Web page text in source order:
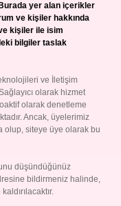
Burada yer alan içerikler
ve kişiler hakkında
kişiler ile isim
bilgiler taslak
ve İletişim
olarak hizmet
olarak denetleme
Ancak, üyelerimiz
olup, siteye üye olarak bu
düşündüğünüz
bildirmeniz halinde,